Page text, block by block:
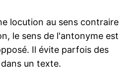
locution au sens contraire
le sens de l'antonyme est
Il évite parfois des
un texte.